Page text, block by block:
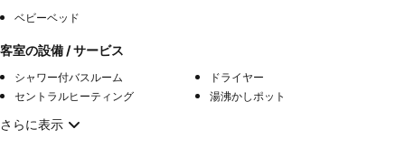
ベビーベッド
客室の設備 / サービス
シャワー付バスルーム
ドライヤー
セントラルヒーティング
湯沸かしポット
さらに表示